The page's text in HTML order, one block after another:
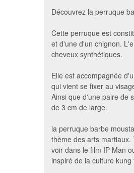
Découvrez la perruque
Cette perruque est
et d'une d'un chignon.
cheveux synthétiques.
Elle est accompagnée
qui vient se fixer au
Ainsi que d'une paire de
de 3 cm de large.
la perruque barbe
thème des arts
voir dans le film IP Man
inspiré de la culture kung
longue barbe
18 €